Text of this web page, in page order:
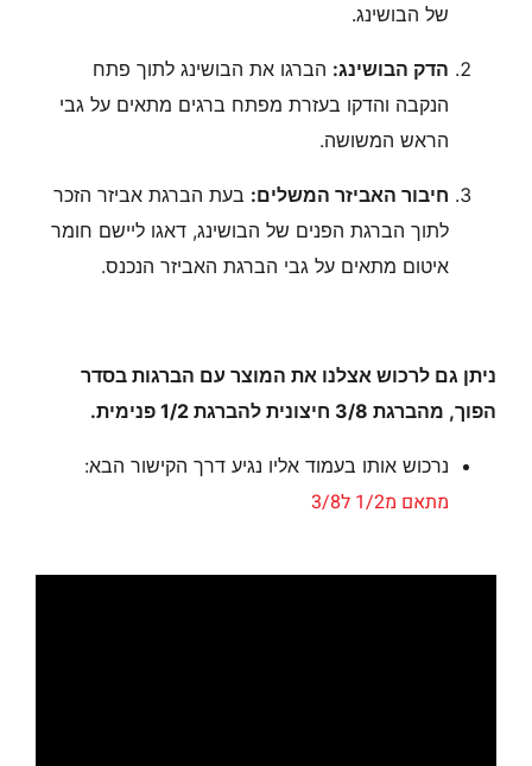
של הבושינג.
הדק הבושינג: הברגו את הבושינג לתוך פתח
הנקבה והדקו בעזרת מפתח ברגים מתאים על גבי
הראש המשושה.
חיבור האביזר המשלים: בעת הברגת אביזר הזכר
לתוך הברגת הפנים של הבושינג, דאגו ליישם חומר
איטום מתאים על גבי הברגת האביזר הנכנס.
ניתן גם לרכוש אצלנו את המוצר עם הברגות בסדר
הפוך, מהברגת 3/8 חיצונית להברגת 1/2 פנימית.
נרכוש אותו בעמוד אליו נגיע דרך הקישור הבא:
מתאם מ1/2 ל3/8